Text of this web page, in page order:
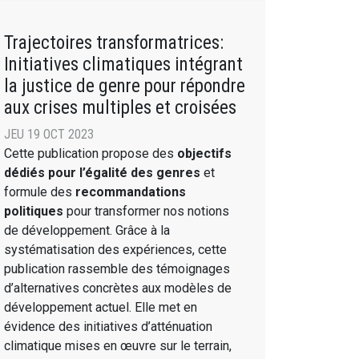
Trajectoires transformatrices:
Initiatives climatiques intégrant
la justice de genre pour répondre
aux crises multiples et croisées
JEU 19 OCT 2023
Cette publication propose des objectifs
dédiés pour l’égalité des genres et
formule des recommandations
politiques pour transformer nos notions
de développement. Grâce à la
systématisation des expériences, cette
publication rassemble des témoignages
d’alternatives concrètes aux modèles de
développement actuel. Elle met en
évidence des initiatives d’atténuation
climatique mises en œuvre sur le terrain,